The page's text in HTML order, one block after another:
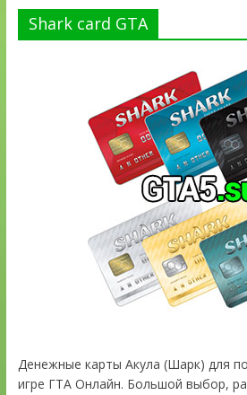
Shark card GTA
Денежные карты Акула (Шарк) для
игре ГТА Онлайн. Большой выбор,